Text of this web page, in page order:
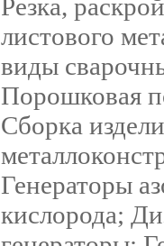
Резка,
листового
виды
Порошковая
Сборка
Генераторы
кислорода;